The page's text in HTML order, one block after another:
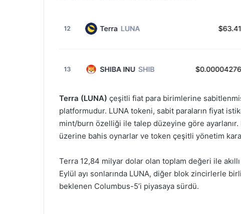
Terra (LUNA) çeşitli fiat para birimlerine
platformudur. LUNA tokeni, sabit paraların fiyat
mint/burn özelliği ile talep düzeyine göre
üzerine bahis oynarlar ve token çeşitli yönetim
Terra 12,84 milyar dolar olan toplam değeri ile
Eylül ayı sonlarında LUNA, diğer blok zincirlerle
beklenen Columbus-5’i piyasaya sürdü.